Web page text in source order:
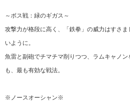
～ボス戦：緑のギガス～
攻撃力が格段に高く、「鉄拳」の威力はすさ
いように。
魚雷と副砲でチマチマ削りつつ、ラムキャノ
も、最も有効な戦法。
※ノースオーシャン※